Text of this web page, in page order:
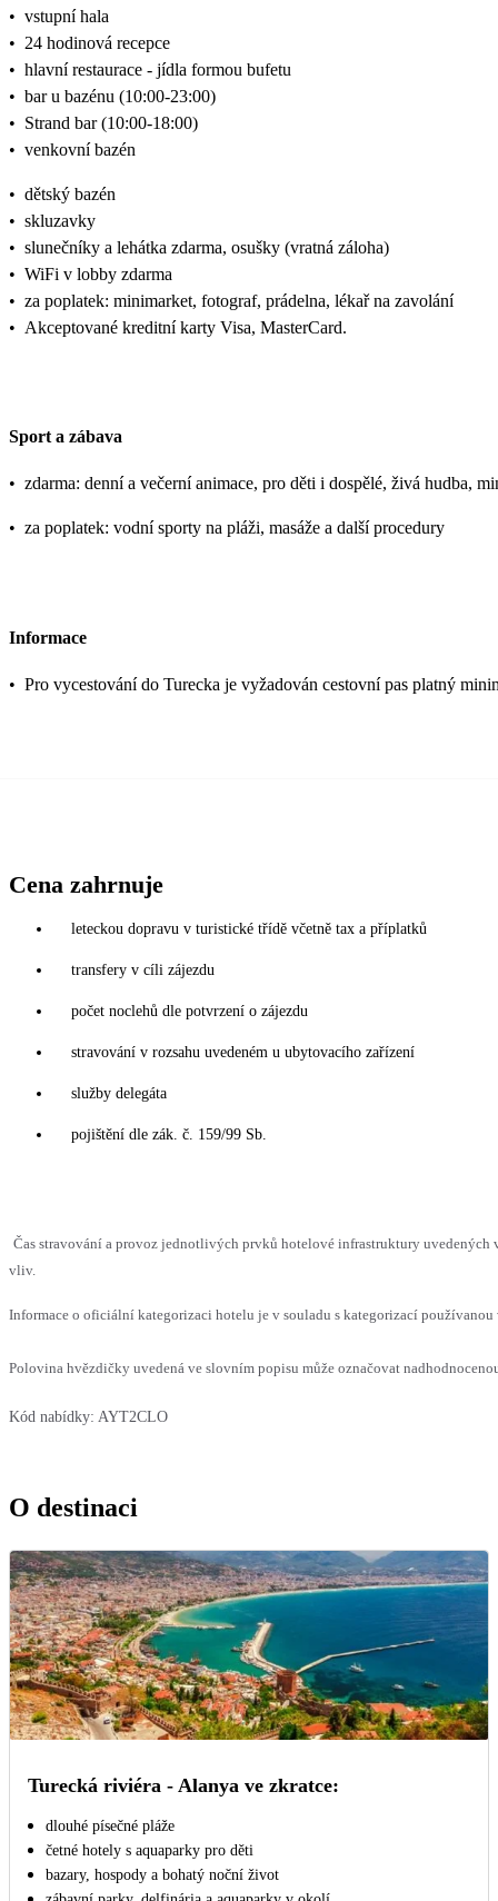
• vstupní hala
• 24 hodinová recepce
• hlavní restaurace - jídla formou bufetu
• bar u bazénu (10:00-23:00)
• Strand bar (10:00-18:00)
• venkovní bazén
• dětský bazén
• skluzavky
• slunečníky a lehátka zdarma, osušky (vratná záloha)
• WiFi v lobby zdarma
• za poplatek: minimarket, fotograf, prádelna, lékař na zavolání
• Akceptované kreditní karty Visa, MasterCard.
Sport a zábava
• zdarma: denní a večerní animace, pro děti i dospělé, živá hudba,
• za poplatek: vodní sporty na pláži, masáže a další procedury
Informace
• Pro vycestování do Turecka je vyžadován cestovní pas platný
Cena zahrnuje
leteckou dopravu v turistické třídě včetně tax a příplatků
transfery v cíli zájezdu
počet noclehů dle potvrzení o zájezdu
stravování v rozsahu uvedeném u ubytovacího zařízení
služby delegáta
pojištění dle zák. č. 159/99 Sb.
Čas stravování a provoz jednotlivých prvků hotelové infrastruktury uvedených
vliv.
Informace o oficiální kategorizaci hotelu je v souladu s kategorizací
Polovina hvězdičky uvedená ve slovním popisu může označovat
Kód nabídky: AYT2CLO
O destinaci
Turecká riviéra - Alanya ve zkratce:
dlouhé písečné pláže
četné hotely s aquaparky pro děti
bazary, hospody a bohatý noční život